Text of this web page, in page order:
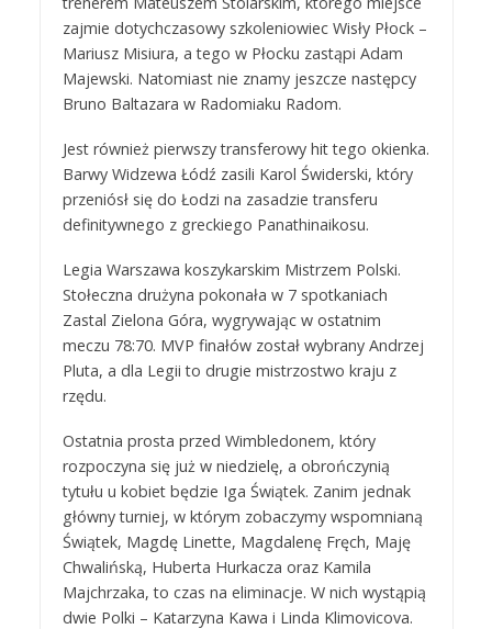
zajmie dotychczasowy szkoleniowiec Wisły Płock –
Mariusz Misiura, a tego w Płocku zastąpi Adam
Majewski. Natomiast nie znamy jeszcze następcy
Bruno Baltazara w Radomiaku Radom.
Jest również pierwszy transferowy hit tego okienka.
Barwy Widzewa Łódź zasili Karol Świderski, który
przeniósł się do Łodzi na zasadzie transferu
definitywnego z greckiego Panathinaikosu.
Legia Warszawa koszykarskim Mistrzem Polski.
Stołeczna drużyna pokonała w 7 spotkaniach
Zastal Zielona Góra, wygrywając w ostatnim
meczu 78:70. MVP finałów został wybrany Andrzej
Pluta, a dla Legii to drugie mistrzostwo kraju z
rzędu.
Ostatnia prosta przed Wimbledonem, który
rozpoczyna się już w niedzielę, a obrończynią
tytułu u kobiet będzie Iga Świątek. Zanim jednak
główny turniej, w którym zobaczymy wspomnianą
Świątek, Magdę Linette, Magdalenę Fręch, Maję
Chwalińską, Huberta Hurkacza oraz Kamila
Majchrzaka, to czas na eliminacje. W nich wystąpią
dwie Polki – Katarzyna Kawa i Linda Klimovicova.